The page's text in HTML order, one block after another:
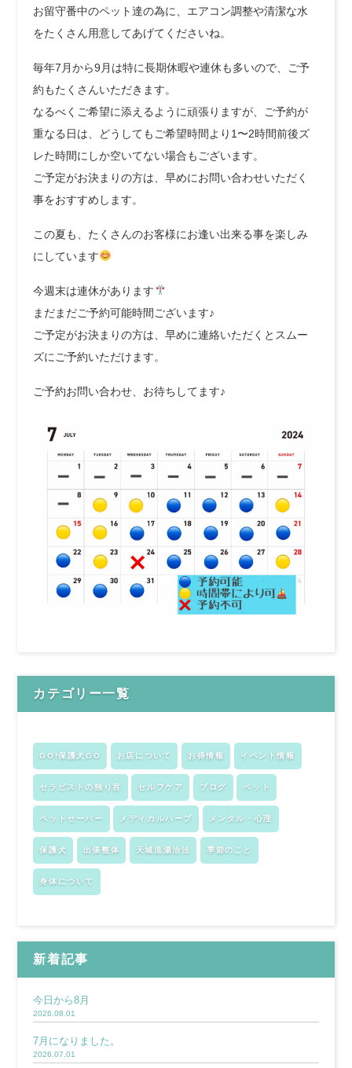
お留守番中のペット達の為に、エアコン調整や清潔な水
をたくさん用意してあげてくださいね。
毎年7月から9月は特に長期休暇や連休も多いので、ご予
約もたくさんいただきます。
なるべくご希望に添えるように頑張りますが、ご予約が
重なる日は、どうしてもご希望時間より1〜2時間前後ズ
レた時間にしか空いてない場合もございます。
ご予定がお決まりの方は、早めにお問い合わせいただく
事をおすすめします。
この夏も、たくさんのお客様にお逢い出来る事を楽しみ
にしています
今週末は連休があります
まだまだご予約可能時間ございます♪
ご予定がお決まりの方は、早めに連絡いただくとスムー
ズにご予約いただけます。
ご予約お問い合わせ、お待ちしてます♪
カテゴリー一覧
GO!保護犬GO お店について お得情報 イベント情報
セラピストの独り言 セルフケア ブログ ペット
ペットセーバー メディカルハーブ メンタル・心理
保護犬 出張整体 天城流湯治法 季節のこと
身体について
新着記事
今日から8月
2026.08.01
7月になりました。
2026.07.01